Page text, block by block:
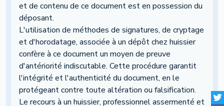
et de contenu de ce document est en possession du
déposant.
L'utilisation de méthodes de signatures, de cryptage
et d'horodatage, associée à un dépôt chez huissier
confère à ce document un moyen de preuve
d'antériorité indiscutable. Cette procédure garantit
l'intégrité et l'authenticité du document, en le
protégeant contre toute altération ou falsification.
Le recours à un huissier, professionnel assermenté et